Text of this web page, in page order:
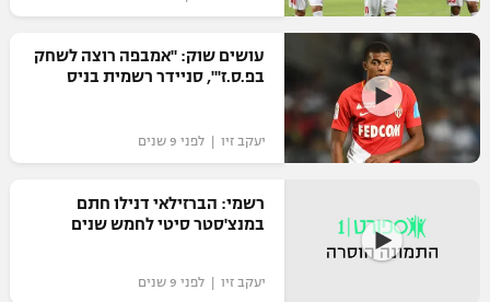
עושים שוק: "אמבפה רוצה לשחק
בפ.ס.ז'", סניידר רשמית בניס
יעקב זיו | לפני 9 שנים
רשמי: הברזילאי דנילו חתם
במנצ'סטר סיטי לחמש שנים
יעקב זיו | לפני 9 שנים